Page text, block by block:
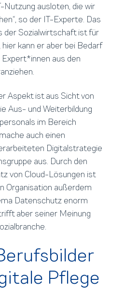
Nutzung ausloten, die wir
so der IT-Experte. Das
der Sozialwirtschaft ist für
kann er aber bei Bedarf
aus den
Aspekt ist aus Sicht von
Aus- und Weiterbildung
im Bereich
auch einen
Digitalstrategie
aus. Durch den
von Cloud-Lösungen ist
Organisation außerdem
Datenschutz enorm
aber seiner Meinung
Pflege